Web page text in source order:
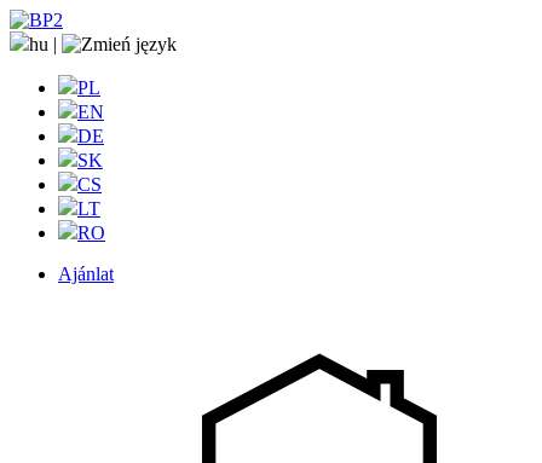
hu |
PL
EN
DE
SK
CS
LT
RO
Ajánlat